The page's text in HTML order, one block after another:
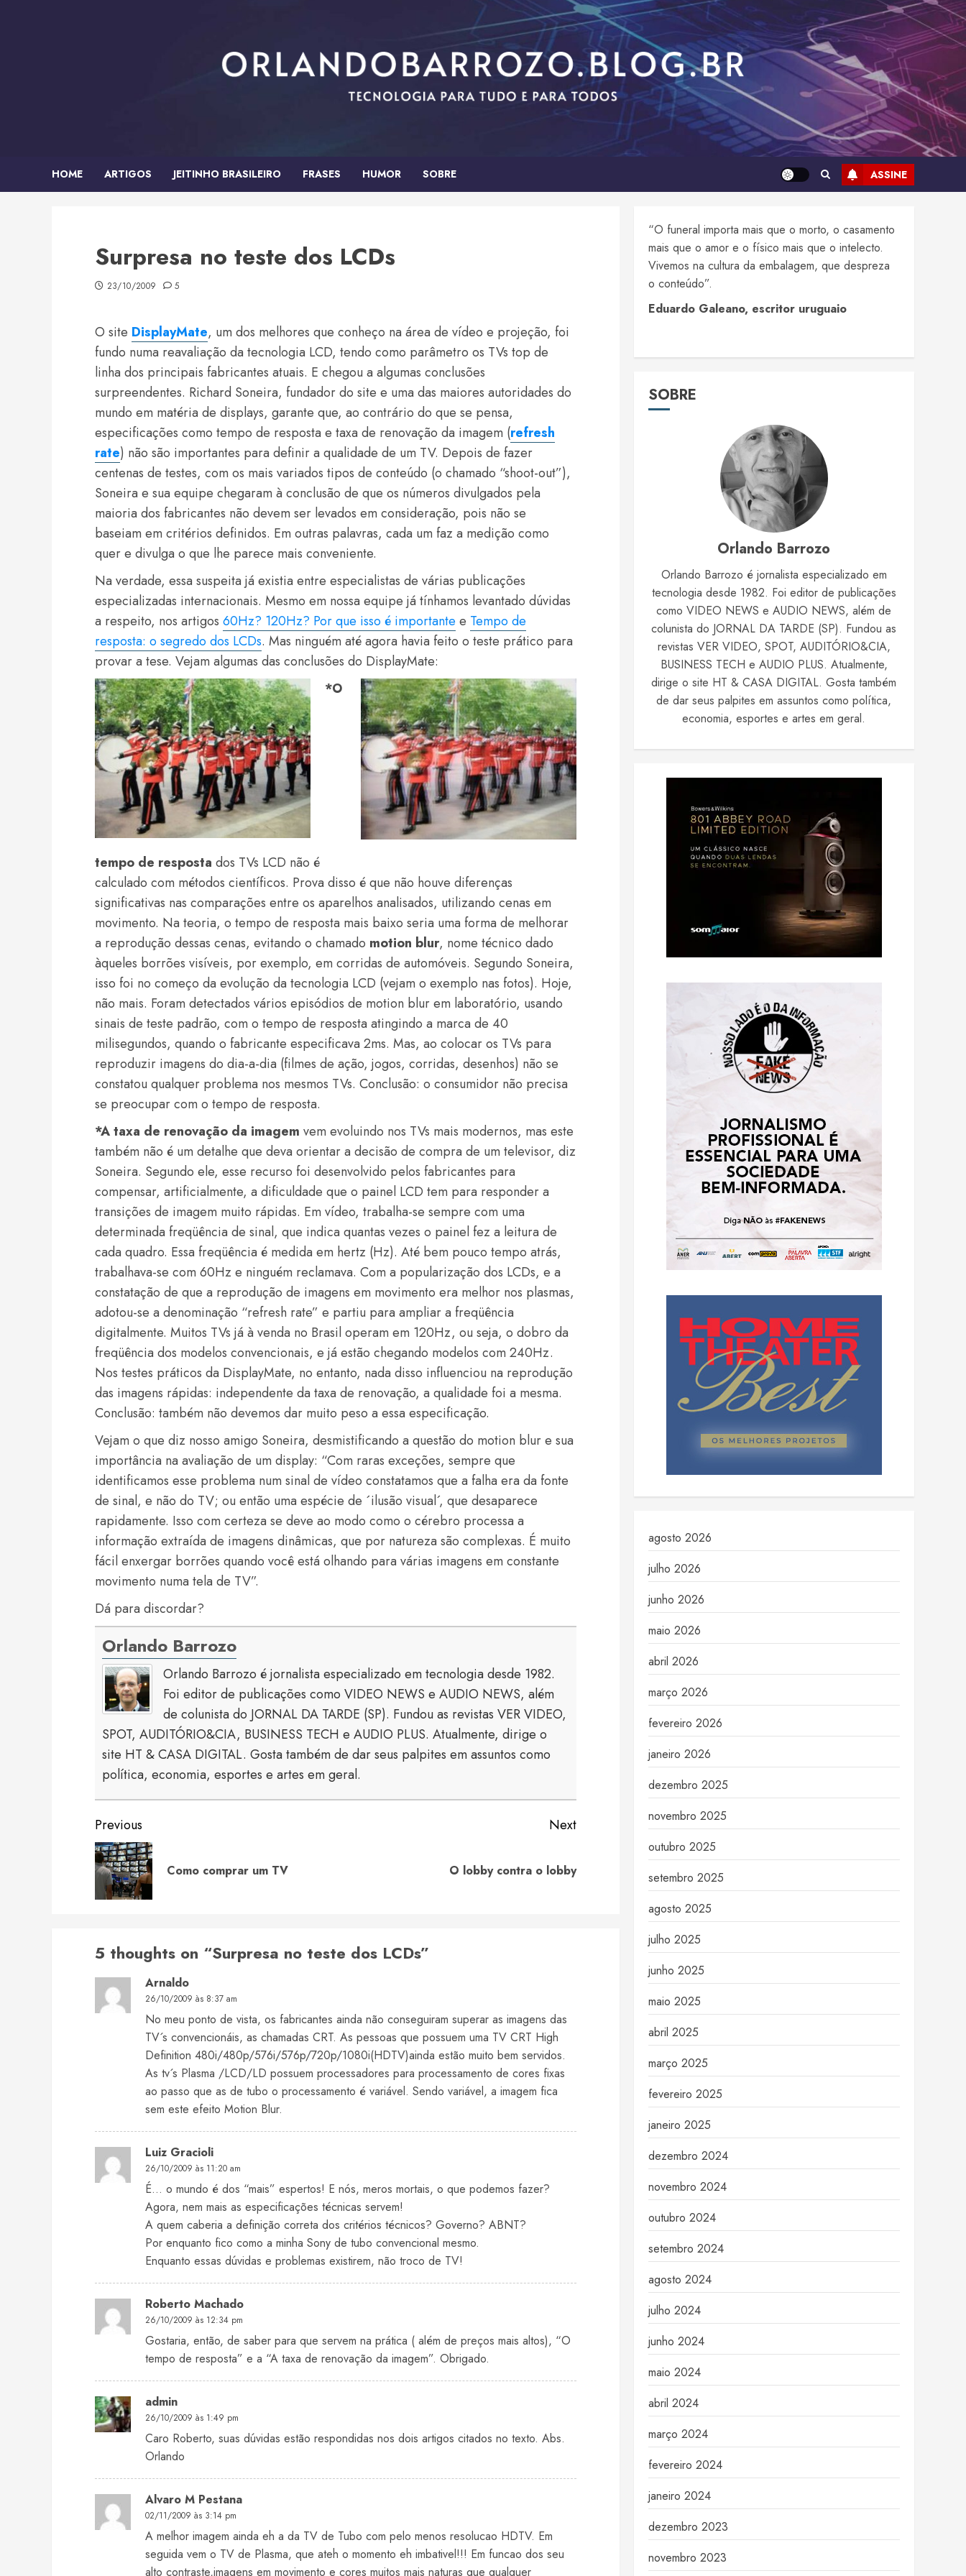
HOME ARTIGOS JEITINHO BRASILEIRO FRASES HUMOR SOBRE ASSINE
Surpresa no teste dos LCDs
23/10/2009 5
O site DisplayMate, um dos melhores que conheço na área de vídeo e projeção, foi
fundo numa reavaliação da tecnologia LCD, tendo como parâmetro os TVs top de
linha dos principais fabricantes atuais. E chegou a algumas conclusões
surpreendentes. Richard Soneira, fundador do site e uma das maiores autoridades do
mundo em matéria de displays, garante que, ao contrário do que se pensa,
especificações como tempo de resposta e taxa de renovação da imagem (refresh
rate) não são importantes para definir a qualidade de um TV. Depois de fazer
centenas de testes, com os mais variados tipos de conteúdo (o chamado “shoot-out”),
Soneira e sua equipe chegaram à conclusão de que os números divulgados pela
maioria dos fabricantes não devem ser levados em consideração, pois não se
baseiam em critérios definidos. Em outras palavras, cada um faz a medição como
quer e divulga o que lhe parece mais conveniente.
Na verdade, essa suspeita já existia entre especialistas de várias publicações
especializadas internacionais. Mesmo em nossa equipe já tínhamos levantado dúvidas
a respeito, nos artigos 60Hz? 120Hz? Por que isso é importante e Tempo de
resposta: o segredo dos LCDs. Mas ninguém até agora havia feito o teste prático para
provar a tese. Vejam algumas das conclusões do DisplayMate:
*O
tempo de resposta dos TVs LCD não é
calculado com métodos científicos. Prova disso é que não houve diferenças
significativas nas comparações entre os aparelhos analisados, utilizando cenas em
movimento. Na teoria, o tempo de resposta mais baixo seria uma forma de melhorar
a reprodução dessas cenas, evitando o chamado motion blur, nome técnico dado
àqueles borrões visíveis, por exemplo, em corridas de automóveis. Segundo Soneira,
isso foi no começo da evolução da tecnologia LCD (vejam o exemplo nas fotos). Hoje,
não mais. Foram detectados vários episódios de motion blur em laboratório, usando
sinais de teste padrão, com o tempo de resposta atingindo a marca de 40
milisegundos, quando o fabricante especificava 2ms. Mas, ao colocar os TVs para
reproduzir imagens do dia-a-dia (filmes de ação, jogos, corridas, desenhos) não se
constatou qualquer problema nos mesmos TVs. Conclusão: o consumidor não precisa
se preocupar com o tempo de resposta.
*A taxa de renovação da imagem vem evoluindo nos TVs mais modernos, mas este
também não é um detalhe que deva orientar a decisão de compra de um televisor, diz
Soneira. Segundo ele, esse recurso foi desenvolvido pelos fabricantes para
compensar, artificialmente, a dificuldade que o painel LCD tem para responder a
transições de imagem muito rápidas. Em vídeo, trabalha-se sempre com uma
determinada freqüência de sinal, que indica quantas vezes o painel fez a leitura de
cada quadro. Essa freqüência é medida em hertz (Hz). Até bem pouco tempo atrás,
trabalhava-se com 60Hz e ninguém reclamava. Com a popularização dos LCDs, e a
constatação de que a reprodução de imagens em movimento era melhor nos plasmas,
adotou-se a denominação “refresh rate” e partiu para ampliar a freqüência
digitalmente. Muitos TVs já à venda no Brasil operam em 120Hz, ou seja, o dobro da
freqüência dos modelos convencionais, e já estão chegando modelos com 240Hz.
Nos testes práticos da DisplayMate, no entanto, nada disso influenciou na reprodução
das imagens rápidas: independente da taxa de renovação, a qualidade foi a mesma.
Conclusão: também não devemos dar muito peso a essa especificação.
Vejam o que diz nosso amigo Soneira, desmistificando a questão do motion blur e sua
importância na avaliação de um display: “Com raras exceções, sempre que
identificamos esse problema num sinal de vídeo constatamos que a falha era da fonte
de sinal, e não do TV; ou então uma espécie de ´ilusão visual´, que desaparece
rapidamente. Isso com certeza se deve ao modo como o cérebro processa a
informação extraída de imagens dinâmicas, que por natureza são complexas. É muito
fácil enxergar borrões quando você está olhando para várias imagens em constante
movimento numa tela de TV”.
Dá para discordar?
Orlando Barrozo
Orlando Barrozo é jornalista especializado em tecnologia desde 1982.
Foi editor de publicações como VIDEO NEWS e AUDIO NEWS, além
de colunista do JORNAL DA TARDE (SP). Fundou as revistas VER VIDEO,
SPOT, AUDITÓRIO&CIA, BUSINESS TECH e AUDIO PLUS. Atualmente, dirige o
site HT & CASA DIGITAL. Gosta também de dar seus palpites em assuntos como
política, economia, esportes e artes em geral.
Continue
Reading
Previous
Como comprar um TV
Next
O lobby contra o lobby
5 thoughts on “Surpresa no teste dos LCDs”
Arnaldo
26/10/2009 às 8:37 am
No meu ponto de vista, os fabricantes ainda não conseguiram superar as imagens das
TV´s convencionáis, as chamadas CRT. As pessoas que possuem uma TV CRT High
Definition 480i/480p/576i/576p/720p/1080i(HDTV)ainda estão muito bem servidos.
As tv´s Plasma /LCD/LD possuem processadores para processamento de cores fixas
ao passo que as de tubo o processamento é variável. Sendo variável, a imagem fica
sem este efeito Motion Blur.
Luiz Gracioli
26/10/2009 às 11:20 am
É… o mundo é dos “mais” espertos! E nós, meros mortais, o que podemos fazer?
Agora, nem mais as especificações técnicas servem!
A quem caberia a definição correta dos critérios técnicos? Governo? ABNT?
Por enquanto fico como a minha Sony de tubo convencional mesmo.
Enquanto essas dúvidas e problemas existirem, não troco de TV!
Roberto Machado
26/10/2009 às 12:34 pm
Gostaria, então, de saber para que servem na prática ( além de preços mais altos), “O
tempo de resposta” e a “A taxa de renovação da imagem”. Obrigado.
admin
26/10/2009 às 1:49 pm
Caro Roberto, suas dúvidas estão respondidas nos dois artigos citados no texto. Abs.
Orlando
Alvaro M Pestana
02/11/2009 às 3:14 pm
A melhor imagem ainda eh a da TV de Tubo com pelo menos resolucao HDTV. Em
seguida vem o TV de Plasma, que ateh o momento eh imbativel!!! Em funcao dos seu
alto contraste,imagens em movimento e cores muitos mais naturas que qualquer
“O funeral importa mais que o morto, o casamento
mais que o amor e o físico mais que o intelecto.
Vivemos na cultura da embalagem, que despreza
o conteúdo”.
Eduardo Galeano, escritor uruguaio
SOBRE
Orlando Barrozo
Orlando Barrozo é jornalista especializado em
tecnologia desde 1982. Foi editor de publicações
como VIDEO NEWS e AUDIO NEWS, além de
colunista do JORNAL DA TARDE (SP). Fundou as
revistas VER VIDEO, SPOT, AUDITÓRIO&CIA,
BUSINESS TECH e AUDIO PLUS. Atualmente,
dirige o site HT & CASA DIGITAL. Gosta também
de dar seus palpites em assuntos como política,
economia, esportes e artes em geral.
agosto 2026
julho 2026
junho 2026
maio 2026
abril 2026
março 2026
fevereiro 2026
janeiro 2026
dezembro 2025
novembro 2025
outubro 2025
setembro 2025
agosto 2025
julho 2025
junho 2025
maio 2025
abril 2025
março 2025
fevereiro 2025
janeiro 2025
dezembro 2024
novembro 2024
outubro 2024
setembro 2024
agosto 2024
julho 2024
junho 2024
maio 2024
abril 2024
março 2024
fevereiro 2024
janeiro 2024
dezembro 2023
novembro 2023